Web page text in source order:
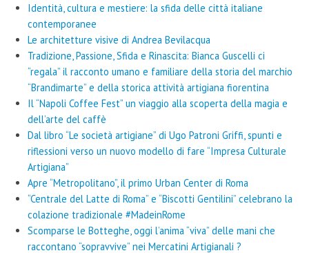
Identità, cultura e mestiere: la sfida delle città italiane
contemporanee
Le architetture visive di Andrea Bevilacqua
Tradizione, Passione, Sfida e Rinascita: Bianca Guscelli ci
“regala” il racconto umano e familiare della storia del marchio
“Brandimarte” e della storica attività artigiana fiorentina
Il “Napoli Coffee Fest” un viaggio alla scoperta della magia e
dell’arte del caffè
Dal libro “Le società artigiane” di Ugo Patroni Griffi, spunti e
riflessioni verso un nuovo modello di fare “Impresa Culturale
Artigiana”
Apre “Metropolitano”, il primo Urban Center di Roma
“Centrale del Latte di Roma” e “Biscotti Gentilini” celebrano la
colazione tradizionale #MadeinRome
Scomparse le Botteghe, oggi l’anima “viva” delle mani che
raccontano “sopravvive” nei Mercatini Artigianali ?